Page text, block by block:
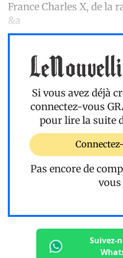
France Charles X, de la
&a
Si vous avez déjà
connectez-vous
pour lire la suite
Pas encore de
vous
Suivez-